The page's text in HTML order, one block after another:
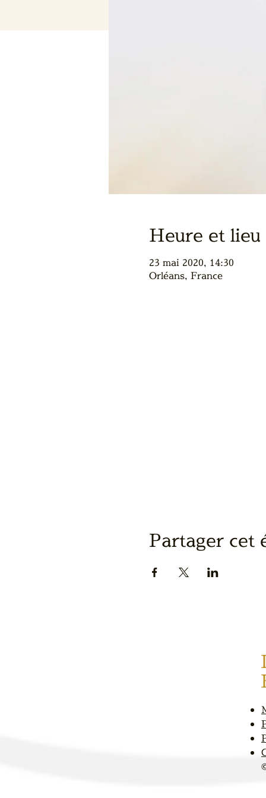
Heure et lieu
23 mai 2020, 14:30
Orléans, France
Partager cet